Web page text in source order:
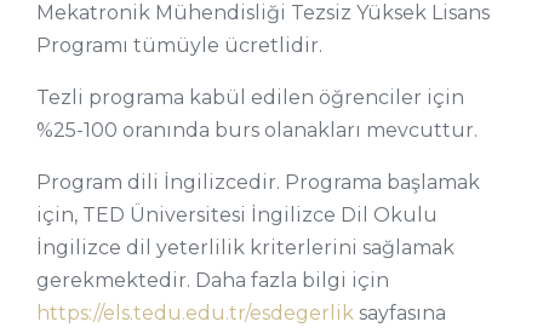
Mekatronik Mühendisliği Tezsiz Yüksek Lisans
Programı tümüyle ücretlidir.
Tezli programa kabül edilen öğrenciler için
%25-100 oranında burs olanakları mevcuttur.
Program dili İngilizcedir. Programa başlamak
için, TED Üniversitesi İngilizce Dil Okulu
İngilizce dil yeterlilik kriterlerini sağlamak
gerekmektedir. Daha fazla bilgi için
https://els.tedu.edu.tr/esdegerlik sayfasına